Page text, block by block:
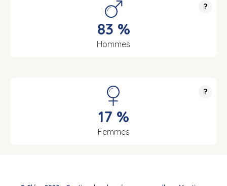
?
83 %
Hommes
?
17 %
Femmes